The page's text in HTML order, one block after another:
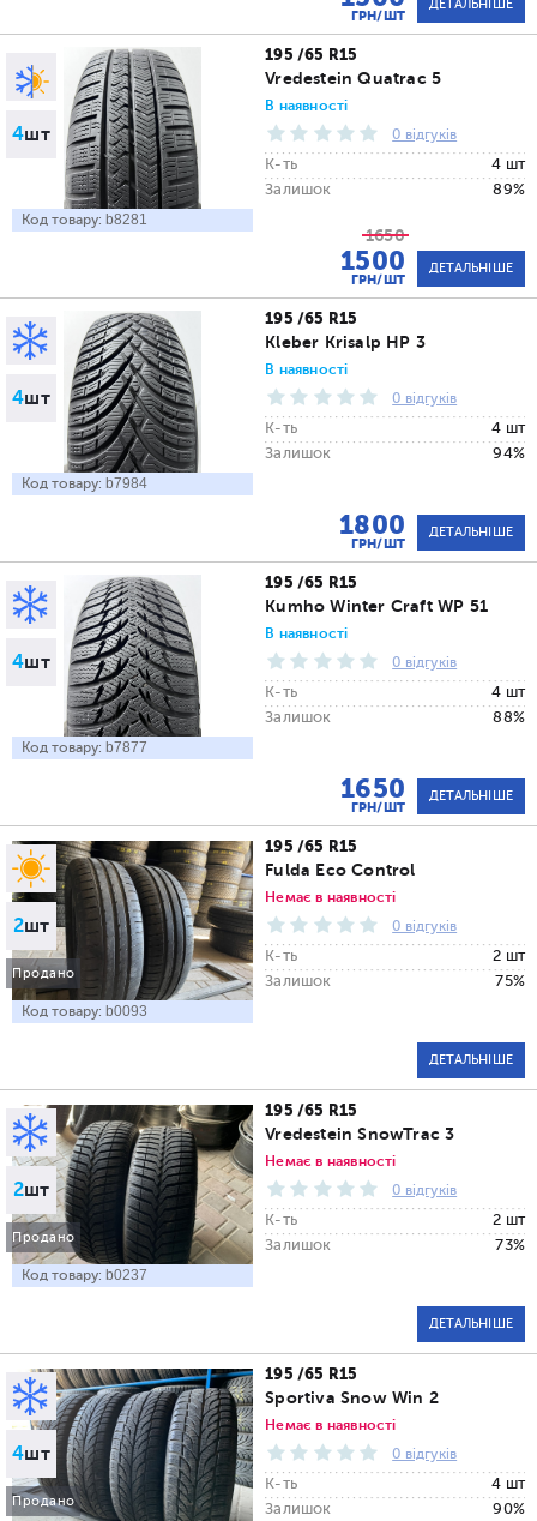
ГРН/ШТ
ДЕТАЛЬНІШЕ
4шт
Код товару: b8281
195 /65 R15
Vredestein Quatrac 5
В наявності
0 відгуків
К-ть
4 шт
Залишок
89%
1650
1500
ГРН/ШТ
ДЕТАЛЬНІШЕ
4шт
Код товару: b7984
195 /65 R15
Kleber Krisalp HP 3
В наявності
0 відгуків
К-ть
4 шт
Залишок
94%
1800
ГРН/ШТ
ДЕТАЛЬНІШЕ
4шт
Код товару: b7877
195 /65 R15
Kumho Winter Craft WP 51
В наявності
0 відгуків
К-ть
4 шт
Залишок
88%
1650
ГРН/ШТ
ДЕТАЛЬНІШЕ
2шт
Продано
Код товару: b0093
195 /65 R15
Fulda Eco Control
Немає в наявності
0 відгуків
К-ть
2 шт
Залишок
75%
ДЕТАЛЬНІШЕ
2шт
Продано
Код товару: b0237
195 /65 R15
Vredestein SnowTrac 3
Немає в наявності
0 відгуків
К-ть
2 шт
Залишок
73%
ДЕТАЛЬНІШЕ
4шт
Продано
195 /65 R15
Sportiva Snow Win 2
Немає в наявності
0 відгуків
К-ть
4 шт
Залишок
90%